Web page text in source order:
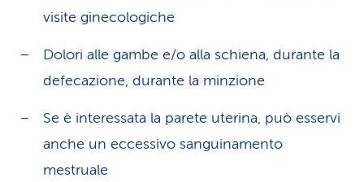
visite ginecologiche
Dolori alle gambe e/o alla schiena, durante la
defecazione, durante la minzione
Se è interessata la parete uterina, può esservi
anche un eccessivo sanguinamento
mestruale